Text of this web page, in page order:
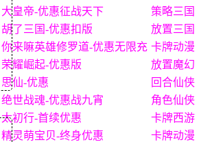
大皇帝-优惠征战天下
策略三国
胡了三国-优惠扣版
放置三国
你来嘛英雄修罗道-优惠无限充 卡牌动漫
荣耀崛起-优惠版
放置魔幻
思仙-优惠
回合仙侠
绝世战魂-优惠战九宵
角色仙侠
太初行-首续优惠
卡牌西游
精灵萌宝贝-终身优惠
卡牌动漫